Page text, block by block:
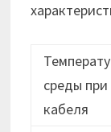
среды при
кабеля